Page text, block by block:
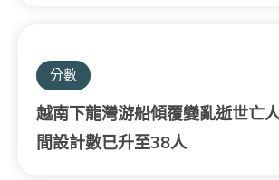
分數
越南下龍灣游船傾覆變亂逝世亡
間設計數已升至38人